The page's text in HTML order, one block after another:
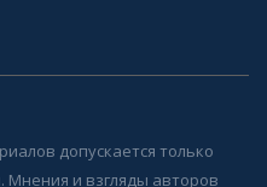
допускается только
и взгляды авторов